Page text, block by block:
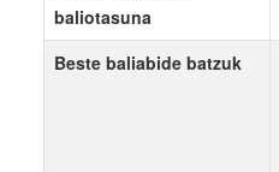
baliotasuna
Beste baliabide batzuk